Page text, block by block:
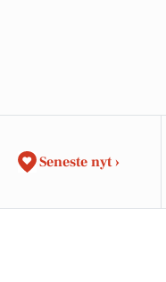
Seneste nyt ›